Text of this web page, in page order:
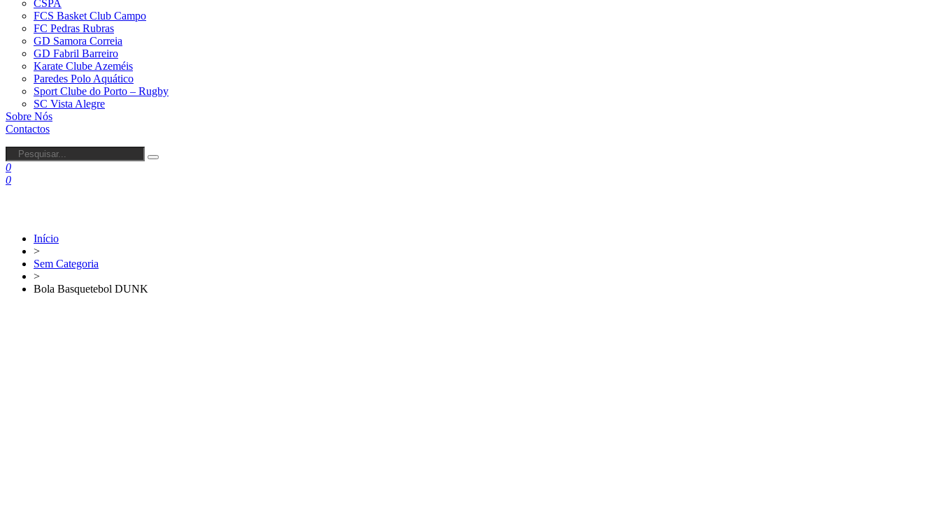
CSPA
FCS Basket Club Campo
FC Pedras Rubras
GD Samora Correia
GD Fabril Barreiro
Karate Clube Azeméis
Paredes Polo Aquático
Sport Clube do Porto – Rugby
SC Vista Alegre
Sobre Nós
Contactos
0
0
Início
>
Sem Categoria
>
Bola Basquetebol DUNK